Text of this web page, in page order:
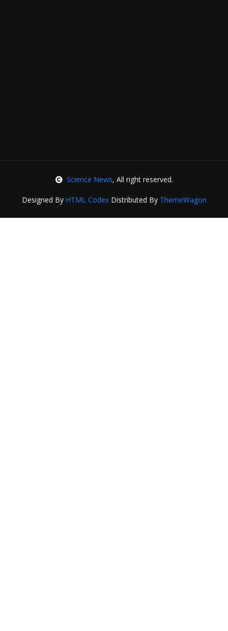
Science News, All right reserved.
Designed By HTML CodexDistributed By ThemeWagon